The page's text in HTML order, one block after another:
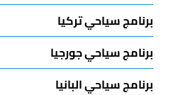
برنامج سياحي تركيا
برنامج سياحي جورجيا
برنامج سياحي البانيا